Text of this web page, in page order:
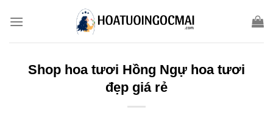
Shop hoa tươi Hồng Ngự hoa tươi
đẹp giá rẻ